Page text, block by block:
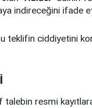
indireceğini ifade
teklifin ciddiyetini
talebin resmi